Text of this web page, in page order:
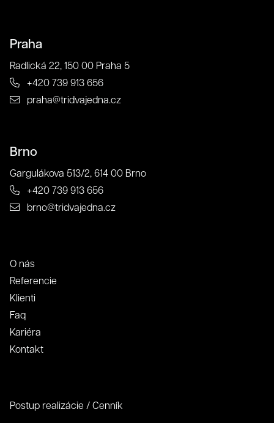
napíšte číslicami "tridvajedna":
Praha
Radlická 22, 150 00 Praha 5
+420 739 913 656
praha@tridvajedna.cz
Brno
Gargulákova 513/2, 614 00 Brno
+420 739 913 656
brno@tridvajedna.cz
O nás
Referencie
Klienti
Faq
Kariéra
Kontakt
Postup realizácie / Cenník